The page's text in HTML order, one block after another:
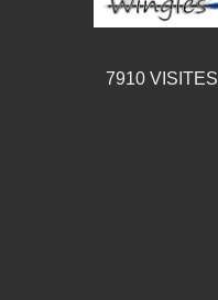
7910 VISITES